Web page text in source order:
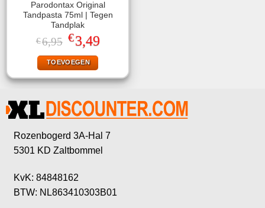
Parodontax Original
Tandpasta 75ml | Tegen
Tandplak
€6,95 Oorspronkelijke
prijs
was:
€6,95.
€3,49Huidige
prijs
is:
TOEVOEGEN
Rozenbogerd 3A-Hal 7
5301 KD Zaltbommel
KvK: 84848162
BTW: NL863410303B01